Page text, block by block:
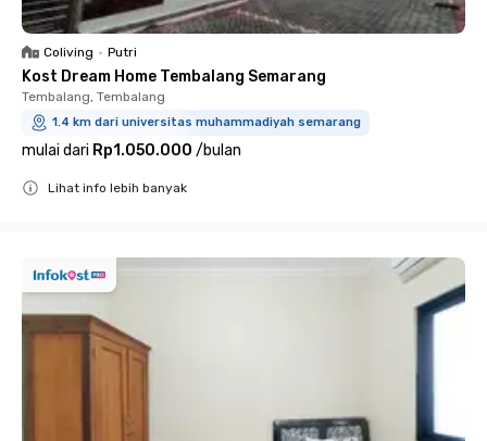
Coliving • Putri
Kost Dream Home Tembalang Semarang
Tembalang, Tembalang
1.4 km dari universitas muhammadiyah semarang
mulai dari Rp1.050.000 /bulan
Lihat info lebih banyak